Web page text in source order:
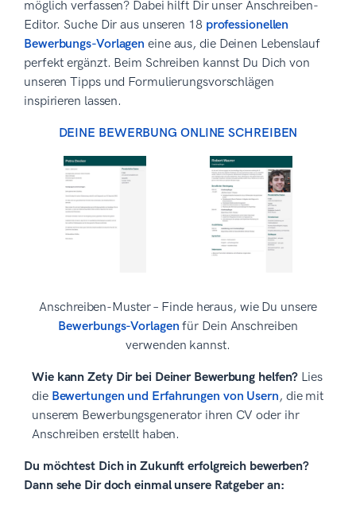
möglich verfassen? Dabei hilft Dir unser Anschreiben-
Editor. Suche Dir aus unseren 18 professionellen
Bewerbungs-Vorlagen eine aus, die Deinen Lebenslauf
perfekt ergänzt. Beim Schreiben kannst Du Dich von
unseren Tipps und Formulierungsvorschlägen
inspirieren lassen.
DEINE BEWERBUNG ONLINE SCHREIBEN
Anschreiben-Muster – Finde heraus, wie Du unsere
Bewerbungs-Vorlagen für Dein Anschreiben
verwenden kannst.
Wie kann Zety Dir bei Deiner Bewerbung helfen? Lies
die Bewertungen und Erfahrungen von Usern, die mit
unserem Bewerbungsgenerator ihren CV oder ihr
Anschreiben erstellt haben.
Du möchtest Dich in Zukunft erfolgreich bewerben?
Dann sehe Dir doch einmal unsere Ratgeber an: